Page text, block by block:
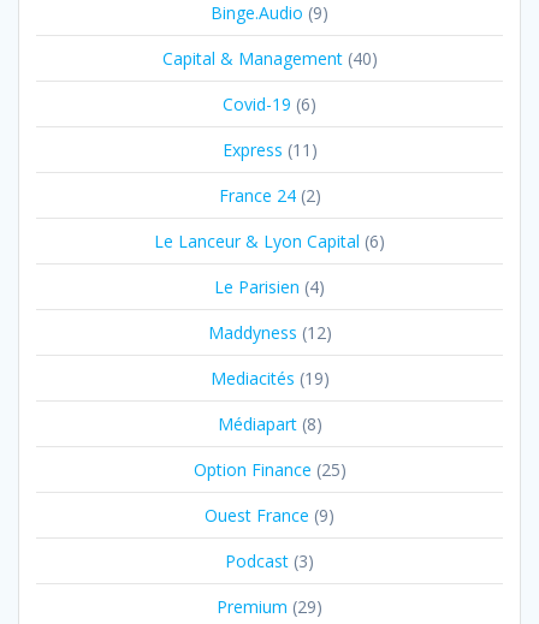
Binge.Audio (9)
Capital & Management(40)
Covid-19 (6)
Express (11)
France 24(2)
Le Lanceur & Lyon Capital (6)
Le Parisien (4)
Maddyness (12)
Mediacités (19)
Médiapart(8)
Option Finance (25)
Ouest France (9)
Podcast (3)
Premium (29)